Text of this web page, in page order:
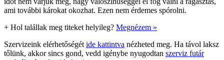
ami további károkat okozhat. Ezen nem érdemes spórolni.
+ Hol talállak meg titeket helyileg? Megnézem »
Szervizeink elérhetőségét ide kattintva nézheted meg. Ha távol laksz
tőlünk, akkor sincs gond, vedd igénybe nyugodtan szerviz futár